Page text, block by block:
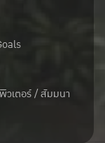
วเตอร์ / สัมมนา